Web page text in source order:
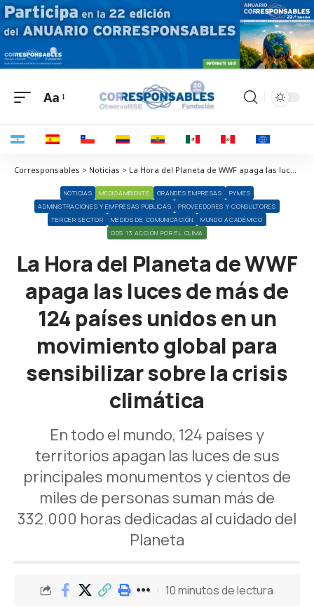
Aa
Corresponsables > Noticias > La Hora del Planeta de WWF apaga las luces de más de 124 países unidos en un movimiento global para sensibilizar sobre la crisis climática
NOTICIAS MEDIOAMBIENTE GRANDES EMPRESAS
PYMES
ADMINISTRACIONES Y EMPRESAS PÚBLICAS
PROVEEDORES Y CONSULTORES
TERCER SECTOR
MEDIOS DE COMUNICACIÓN
MUNDO ACADÉMICO
ODS 13 ACCIÓN POR EL CLIMA
La Hora del Planeta de WWF
apaga las luces de más de
124 países unidos en un
movimiento global para
sensibilizar sobre la crisis
climática
En todo el mundo, 124 países y
territorios apagan las luces de sus
principales monumentos y cientos de
miles de personas suman más de
332.000 horas dedicadas al cuidado del
Planeta
10 minutos de lectura